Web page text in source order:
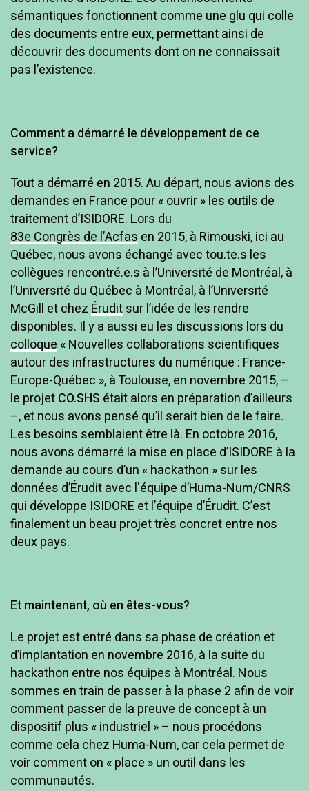
sémantiques fonctionnent comme une glu qui colle
des documents entre eux, permettant ainsi de
découvrir des documents dont on ne connaissait
pas l’existence.
Comment a démarré le développement de ce
service?
Tout a démarré en 2015. Au départ, nous avions des
demandes en France pour « ouvrir » les outils de
traitement d’ISIDORE. Lors du
83e Congrès de l’Acfasen 2015, à Rimouski, ici au
Québec, nous avons échangé avec tou.te.s les
collègues rencontré.e.s à l’Université de Montréal, à
l’Université du Québec à Montréal, à l’Université
McGill et chezÉruditsur l’idée de les rendre
disponibles. Il y a aussi eu les discussions lors du
colloque« Nouvelles collaborations scientifiques
autour des infrastructures du numérique : France-
Europe-Québec », à Toulouse, en novembre 2015, –
le projetCO.SHS était alors en préparation d’ailleurs
–, et nous avons pensé qu’il serait bien de le faire.
Les besoins semblaient être là. En octobre 2016,
nous avons démarré la mise en place d’ISIDORE à la
demande au cours d’un « hackathon » sur les
données d’Érudit avec l'équipe d’Huma-Num/CNRS
qui développe ISIDORE et l’équipe d’Érudit. C’est
finalement un beau projet très concret entre nos
deux pays.
Et maintenant, où en êtes-vous?
Le projet est entré dans sa phase de création et
d’implantation en novembre 2016, à la suite du
hackathon entre nos équipes à Montréal. Nous
sommes en train de passer à la phase 2 afin de voir
comment passer de la preuve de concept à un
dispositif plus « industriel » – nous procédons
comme cela chez Huma-Num, car cela permet de
voir comment on « place » un outil dans les
communautés.